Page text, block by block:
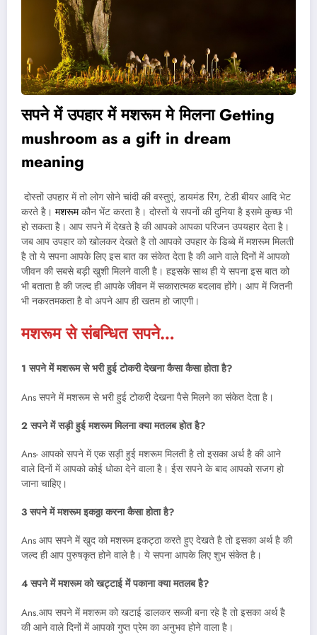
सपने में उपहार में मशरूम मे मिलनाGetting
mushroom as a gift in dream
meaning
दोस्तों उपहार में तो लोग सोने चांदी की वस्तुएं, डायमंड रिंग, टेडी बीयर आदि भेट
करते है। मशरूमकौन भेंट करता है। दोस्तों ये सपनों की दुनिया है इसमे कुच्छ भी
हो सकता है। आप सपने में देखते है की आपको आपका परिजन उपयहार देता है।
जब आप उपहार को खोलकर देखते है तो आपको उपहार के डिब्बे में मशरूम मिलती
है तो ये सपना आपके लिए इस बात का संकेत देता है की आने वाले दिनों में आपको
जीवन की सबसे बड़ी खुशी मिलने वाली है। हइसके साथ ही ये सपना इस बात को
भी बताता है की जल्द ही आपके जीवन में सकारात्मक बदलाव होंगे। आप में जितनी
भी नकरतमकता है वो अपने आप ही खतम हो जाएगी।
मशरूम से संबन्धित सपने…
1 सपने में मशरूम से भरी हुई टोकरी देखना कैसा कैसा होता है?
Ans सपने में मशरूम से भरी हुई टोकरी देखना पैसे मिलने का संकेत देता है।
2 सपने में सड़ी हुई मशरूम मिलना क्या मतलब होत है?
Ans- आपको सपने में एक सड़ी हुई मशरूम मिलती है तो इसका अर्थ है की आने
वाले दिनों में आपको कोई धोका देने वाला है। ईस सपने के बाद आपको सजग हो
जाना चाहिए।
3सपने में मशरूम इकठ्ठा करना कैसा होता है?
Ans आप सपने में खुद को मशरूम इकट्ठा करते हुए देखते है तो इसका अर्थ है की
जल्द ही आप पुरुषकृत होने वाले है। ये सपना आपके लिए शुभ संकेत है।
4 सपने में मशरूम को खट्टाई में पकाना क्या मतलब है?
Ans.आप सपने में मशरूम को खटाई डालकर सब्जी बना रहे है तो इसका अर्थ है
की आने वाले दिनों में आपको गुप्त प्रेम का अनुभव होने वाला है।